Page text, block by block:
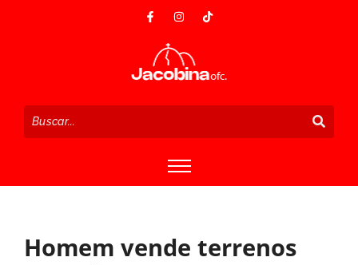
Homem vende terrenos